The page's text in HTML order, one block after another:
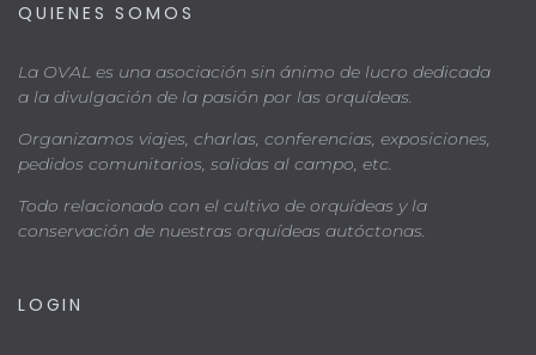
QUIENES SOMOS
La OVAL es una asociación sin ánimo de lucro dedicada
a la divulgación de la pasión por las orquídeas.
Organizamos viajes, charlas, conferencias, exposiciones,
pedidos comunitarios, salidas al campo, etc.
Todo relacionado con el cultivo de orquídeas y la
conservación de nuestras orquídeas autóctonas.
LOGIN